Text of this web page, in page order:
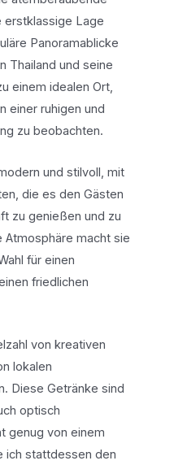
erstklassige Lage
Panoramablicke
Thailand und seine
einem idealen Ort,
einer ruhigen und
zu beobachten.
und stilvoll, mit
die es den Gästen
zu genießen und zu
Atmosphäre macht sie
für einen
friedlichen
von kreativen
lokalen
Diese Getränke sind
optisch
genug von einem
ich stattdessen den